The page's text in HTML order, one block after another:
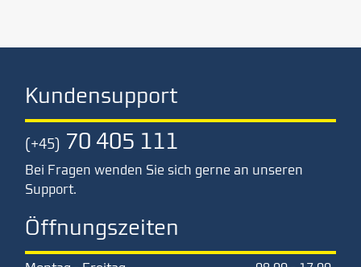
Kundensupport
(+45) 70 405 111
Bei Fragen wenden Sie sich gerne an unseren
Support.
Öffnungszeiten